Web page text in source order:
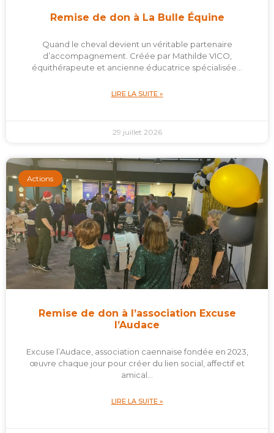
Remise de don à La Bulle Équine
Quand le cheval devient un véritable partenaire
d’accompagnement. Créée par Mathilde VICO,
équithérapeute et ancienne éducatrice spécialisée…
LIRE LA SUITE »
29 juillet 2026
Actions
Remise de don à l’association Excuse
l’Audace
Excuse l’Audace, association caennaise fondée en 2023,
œuvre chaque jour pour créer du lien social, affectif et
amical…
LIRE LA SUITE »